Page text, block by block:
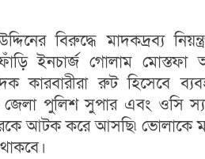
বিরুদ্ধে মাদকদ্রব্য
ইনচার্জ গোলাম
কারবারীরা রুট হিসেবে
পুলিশ সুপার এবং ওসি
আটক করে আসছি৷